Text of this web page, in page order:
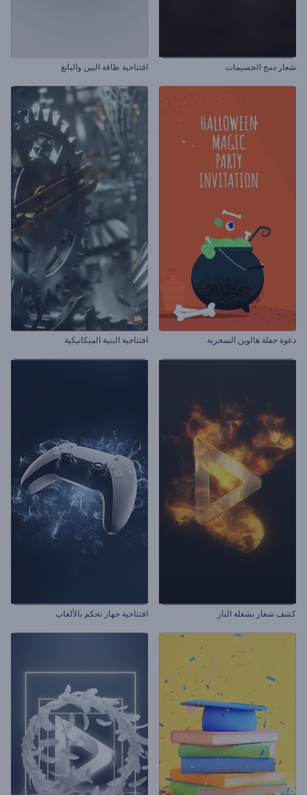
شعار دمج الجسيمات افتتاحية طاقة اليين واليانغ
دعوة حفلة هالوين السحرية افتتاحية البنية الميكانيكية
كشف شعار بشعلة النار افتتاحية جهاز تحكم بالألعاب